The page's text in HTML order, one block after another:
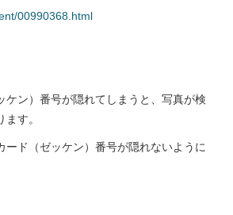
00990368.html
ケン）番号が隠れてしまうと、写真が検
す。
ード（ゼッケン）番号が隠れないように